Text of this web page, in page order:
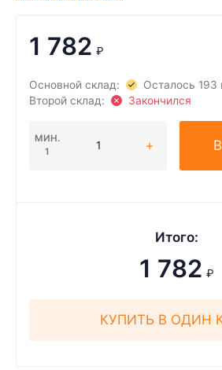
1 782 ₽
Основной склад:
Осталось 193
Второй склад:
Закончился
МИН.
1
Итого:
1 782 ₽
КУПИТЬ В ОДИН